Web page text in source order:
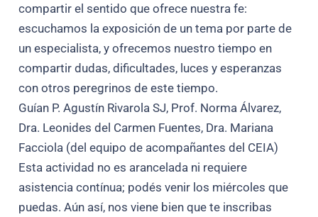
compartir el sentido que ofrece nuestra fe:
escuchamos la exposición de un tema por parte de
un especialista, y ofrecemos nuestro tiempo en
compartir dudas, dificultades, luces y esperanzas
con otros peregrinos de este tiempo.
Guían P. Agustín Rivarola SJ, Prof. Norma Álvarez,
Dra. Leonides del Carmen Fuentes, Dra. Mariana
Facciola (del equipo de acompañantes del CEIA)
Esta actividad no es arancelada ni requiere
asistencia contínua; podés venir los miércoles que
puedas. Aún así, nos viene bien que te inscribas